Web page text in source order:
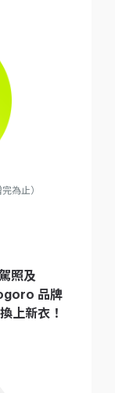
為止）
照及
品牌
上新衣！